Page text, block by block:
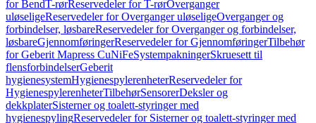
for BendT-rørReservedeler for T-rørOverganger
uløseligeReservedeler for Overganger uløseligeOverganger og
forbindelser, løsbareReservedeler for Overganger og forbindelser,
løsbareGjennomføringerReservedeler for GjennomføringerTilbehør
for Geberit Mapress CuNiFeSystempakningerSkruesett til
flensforbindelserGeberit
hygienesystemHygienespylerenheterReservedeler for
HygienespylerenheterTilbehørSensorerDeksler og
dekkplaterSisterner og toalett-styringer med
hygienespylingReservedeler for Sisterner og toalett-styringer med